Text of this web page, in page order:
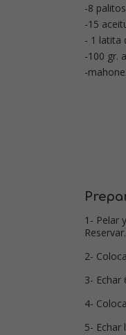
-8
-15
- 1 latita
-100 gr.
-
1- Pelar
Reservar.
2-
3- Echar
4-
5- Echar